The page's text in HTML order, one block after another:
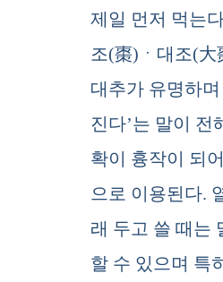
제일 먼저 먹는
조(棗)ㆍ대조(
대추가 유명하
진다’는 말이 전
확이 흉작이 되
으로 이용된다.
래 두고 쓸 때는
할 수 있으며 특